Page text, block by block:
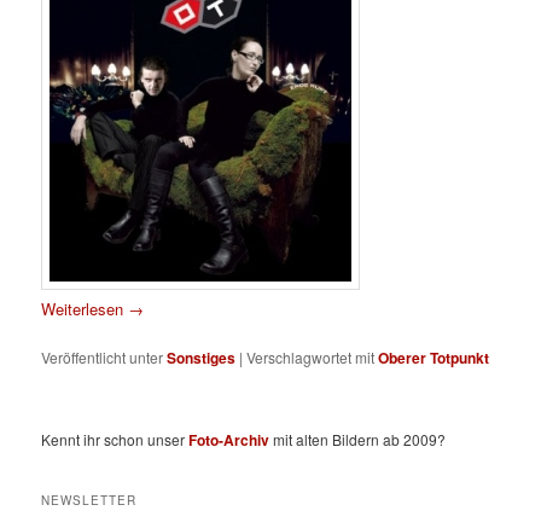
Weiterlesen →
Veröffentlicht unterSonstiges |Verschlagwortet mitOberer Totpunkt
Kennt ihr schon unserFoto-Archivmit alten Bildern ab 2009?
NEWSLETTER